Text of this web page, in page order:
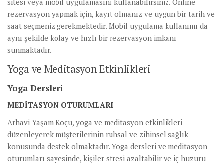
sitesi veya mobil uygulamasını kullanabilirsiniz. Online
rezervasyon yapmak için, kayıt olmanız ve uygun bir tarih ve
saat seçmeniz gerekmektedir. Mobil uygulama kullanımı da
aynı şekilde kolay ve hızlı bir rezervasyon imkanı
sunmaktadır.
Yoga ve Meditasyon Etkinlikleri
Yoga Dersleri
MEDITASYON OTURUMLARI
Arhavi Yaşam Koçu, yoga ve meditasyon etkinlikleri
düzenleyerek müşterilerinin ruhsal ve zihinsel sağlık
konusunda destek olmaktadır. Yoga dersleri ve meditasyon
oturumları sayesinde, kişiler stresi azaltabilir ve iç huzuru